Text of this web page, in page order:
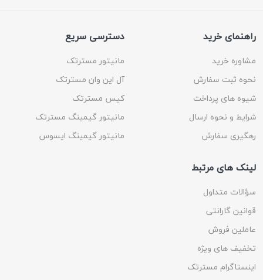
راهنمای خرید
مشاوره خرید
نحوه ثبت سفارش
شیوه های پرداخت
شرایط و نحوه ارسال
رهگیری سفارش
دسترسی سریع
مانیتور مسترتک
آل این وان مسترتک
کیس مسترتک
مانیتور گیمینگ مسترتک
مانیتور گیمینگ ایسوس
لینک های مرتبط
سؤالات متداول
قوانین گارانتی
عاملین فروش
تخفیف های ویژه
اینستاگرام مسترتک